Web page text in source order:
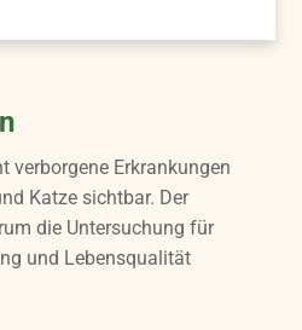
verborgene Erkrankungen
Katze sichtbar. Der
die Untersuchung für
und Lebensqualität